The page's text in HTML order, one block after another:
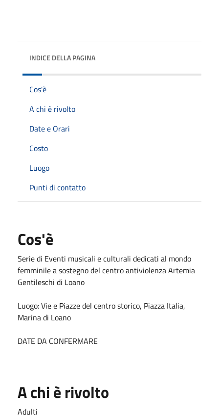
INDICE DELLA PAGINA
Cos'è
A chi è rivolto
Date e Orari
Costo
Luogo
Punti di contatto
Cos'è
Serie di Eventi musicali e culturali dedicati al mondo
femminile a sostegno del centro antiviolenza Artemia
Gentileschi di Loano
Luogo: Vie e Piazze del centro storico, Piazza Italia,
Marina di Loano
DATE DA CONFERMARE
A chi è rivolto
Adulti